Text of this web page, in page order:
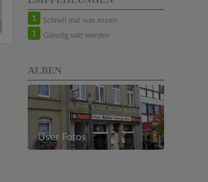
1 Schnell mal was essen
1 Günstig satt werden
ALBEN
User Fotos